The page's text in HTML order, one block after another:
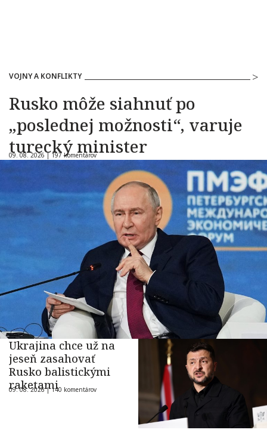
VOJNY A KONFLIKTY
Rusko môže siahnuť po
„poslednej možnosti“, varuje
turecký minister
09. 08. 2026 | 197 komentárov
Ukrajina chce už na
jeseň zasahovať
Rusko balistickými
raketami
09. 08. 2026 |140 komentárov